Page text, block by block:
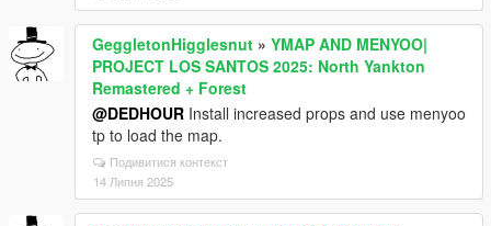
GeggletonHigglesnut » YMAP AND MENYOO|
PROJECT LOS SANTOS 2025: North Yankton
Remastered + Forest
@DEDHOUR Install increased props and use menyoo
tp to load the map.
Подивитися контекст
14 Липня 2025